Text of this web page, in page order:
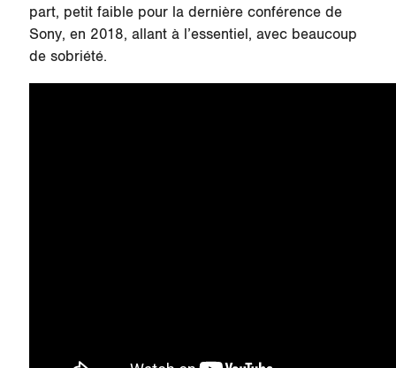
part, petit faible pour la dernière conférence de
Sony, en 2018, allant à l’essentiel, avec beaucoup
de sobriété.